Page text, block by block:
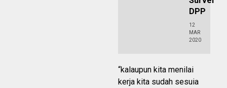
DPP
12
MAR
2020
“kalaupun kita menilai
kerja kita sudah sesuia